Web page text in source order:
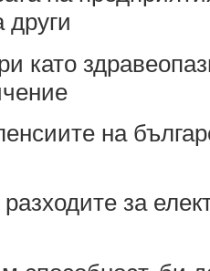
като
на
за